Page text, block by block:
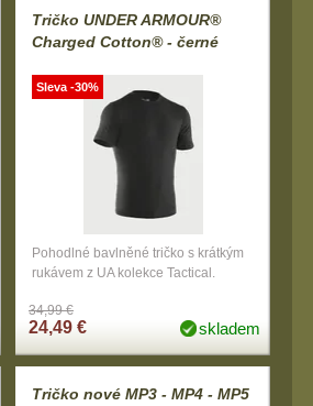
Tričko UNDER ARMOUR®
Charged Cotton® - černé
Pohodlné bavlněné tričko s krátkým
rukávem z UA kolekce Tactical.
34,99 €
24,49 € skladem
Sleva -30%
Tričko nové MP3 - MP4 - MP5